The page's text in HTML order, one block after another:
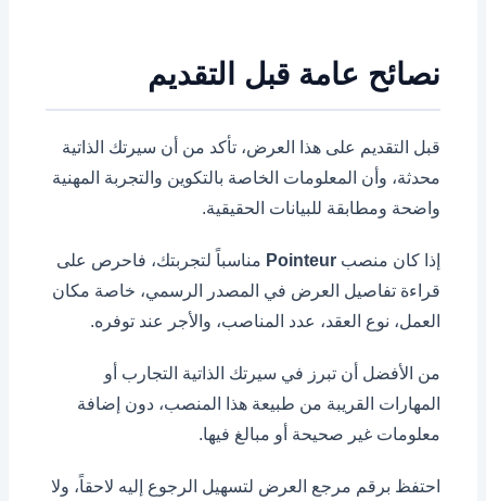
نصائح عامة قبل التقديم
قبل التقديم على هذا العرض، تأكد من أن سيرتك الذاتية
محدثة، وأن المعلومات الخاصة بالتكوين والتجربة المهنية
واضحة ومطابقة للبيانات الحقيقية.
إذا كان منصب Pointeur مناسباً لتجربتك، فاحرص على
قراءة تفاصيل العرض في المصدر الرسمي، خاصة مكان
العمل، نوع العقد، عدد المناصب، والأجر عند توفره.
من الأفضل أن تبرز في سيرتك الذاتية التجارب أو
المهارات القريبة من طبيعة هذا المنصب، دون إضافة
معلومات غير صحيحة أو مبالغ فيها.
احتفظ برقم مرجع العرض لتسهيل الرجوع إليه لاحقاً، ولا